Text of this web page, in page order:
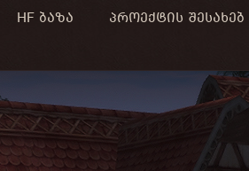
HF ბაზა პროექტის შესახებ